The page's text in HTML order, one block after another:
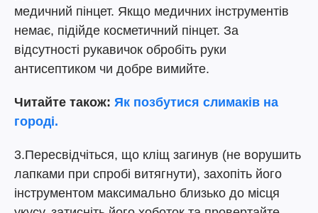
медичний пінцет. Якщо медичних інструментів
немає, підійде косметичний пінцет. За
відсутності рукавичок обробіть руки
антисептиком чи добре вимийте.
Читайте також: Як позбутися слимаків на
городі.
3.Пересвідчіться, що кліщ загинув (не ворушить
лапками при спробі витягнути), захопіть його
інструментом максимально близько до місця